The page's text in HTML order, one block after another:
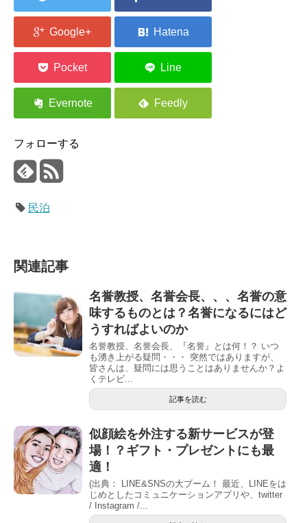
フォローする
民泊
関連記事
名誉教授、名誉会長、、、名誉の意
味するものとは？名誉になるにはど
うすればよいのか
名誉教授、名誉会長、『名誉』とは何！？ いつ
も湧き上がる疑問・・・ 突然ではありますが、
皆さんは、疑問には思うことはありませんか？よ
くテレビ...
記事を読む
似顔絵を外注する新サービスが登
場！？ギフト・プレゼントにも最
適！
(出典： LINE&SNSの大ブーム！ 最近、LINEをは
じめとしたコミュニケーションアプリや、twitter
/ Instagram /...